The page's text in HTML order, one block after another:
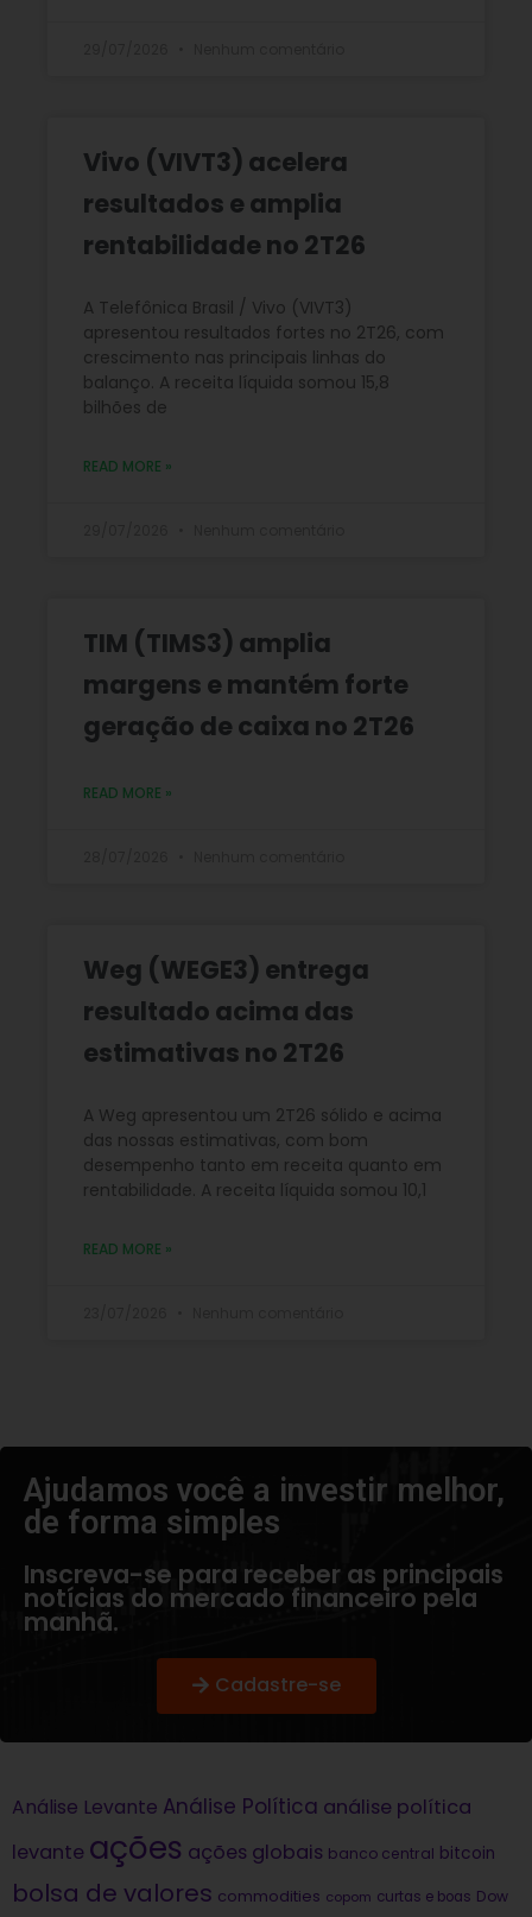
Vivo (VIVT3) acelera
resultados e amplia
rentabilidade no 2T26
A Telefônica Brasil / Vivo (VIVT3)
apresentou resultados fortes no 2T26, com
crescimento nas principais linhas do
balanço. A receita líquida somou 15,8
bilhões de
READ MORE »
TIM (TIMS3) amplia
margens e mantém forte
geração de caixa no 2T26
READ MORE »
Weg (WEGE3) entrega
resultado acima das
estimativas no 2T26
A Weg apresentou um 2T26 sólido e acima
das nossas estimativas, com bom
desempenho tanto em receita quanto em
rentabilidade. A receita líquida somou 10,1
READ MORE »
Ajudamos você a investir melhor,
de forma simples​
Inscreva-se para receber as principais
notícias do mercado financeiro pela
manhã.
Cadastre-se
Análise Levante Análise Política análise política
levante ações ações globais banco central bitcoin
bolsa de valores commodities copom curtas e boas Dow